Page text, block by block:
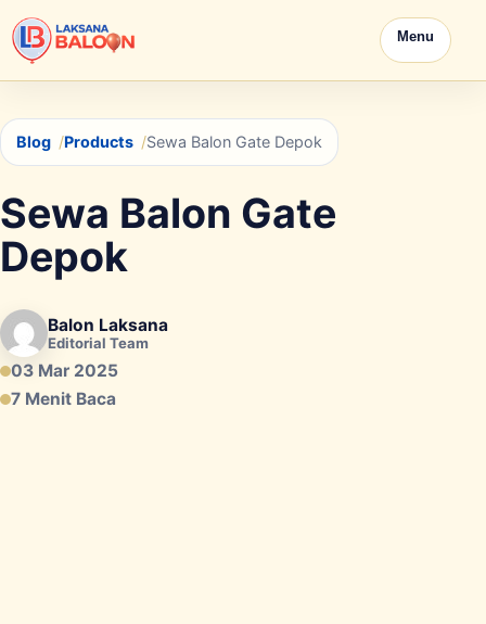
Menu
Blog Products Sewa Balon Gate Depok
Sewa Balon Gate
Depok
Balon Laksana
Editorial Team
03 Mar 2025
7 Menit Baca